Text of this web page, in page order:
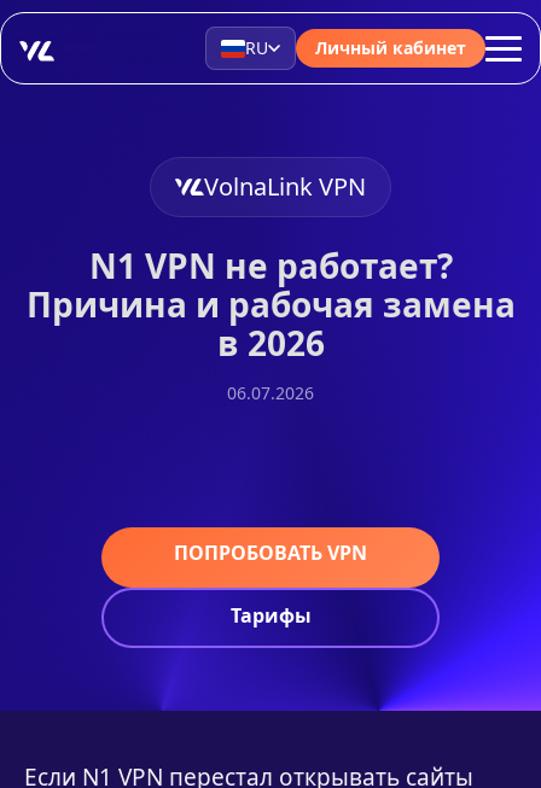
RU Личный кабинет
VolnaLink VPN
N1 VPN не работает?
Причина и рабочая замена
в 2026
06.07.2026
ПОПРОБОВАТЬ VPN
Тарифы
Если N1 VPN перестал открывать сайты